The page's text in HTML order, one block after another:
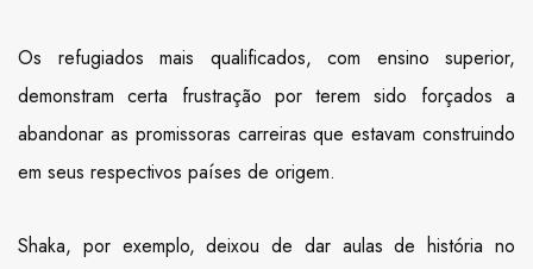
Os refugiados mais qualificados, com ensino superior,
demonstram certa frustração por terem sido forçados a
abandonar as promissoras carreiras que estavam construindo
em seus respectivos países de origem.
Shaka, por exemplo, deixou de dar aulas de história no